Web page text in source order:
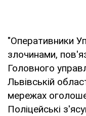
"Оперативники
злочинами,
Головного
Львівській
мережах
Поліцейські